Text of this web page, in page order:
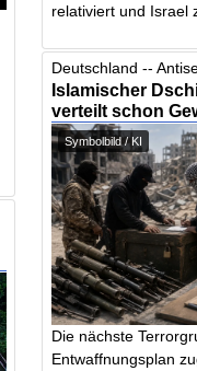
relativiert und Israel
Deutschland --
Islamischer
verteilt schon
Symbolbild / KI
Die nächste
Entwaffnungsplan